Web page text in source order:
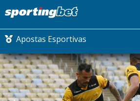
Apostas Esportivas
CONMEBOL LIBERTADORES